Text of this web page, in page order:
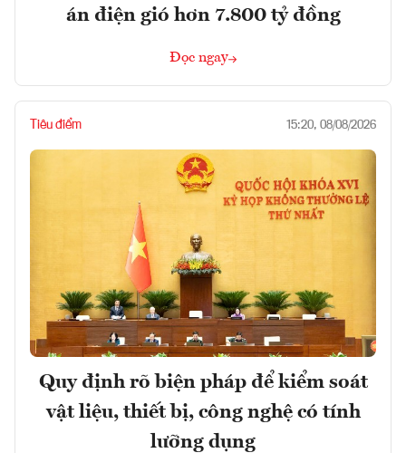
án điện gió hơn 7.800 tỷ đồng
Đọc ngay
Tiêu điểm 15:20, 08/08/2026
Quy định rõ biện pháp để kiểm soát
vật liệu, thiết bị, công nghệ có tính
lưỡng dụng